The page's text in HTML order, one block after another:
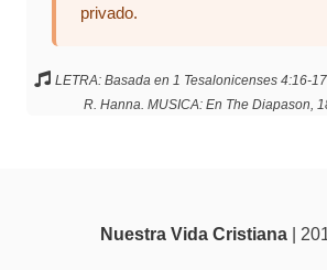
privado.
LETRA: Basada en 1 Tesalonicenses 4:16-
R. Hanna. MUSICA: En The Diapason,
Nuestra Vida Cristiana|